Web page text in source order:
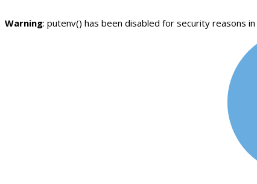
Warning: putenv() has been disabled for security reasons in